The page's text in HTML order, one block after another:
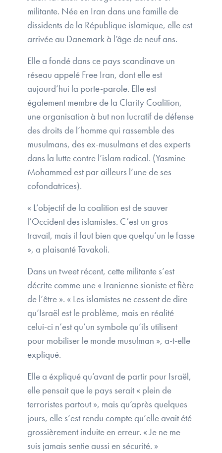
militante. Née en Iran dans une famille de
dissidents de la République islamique, elle est
arrivée au Danemark à l’âge de neuf ans.
Elle a fondé dans ce pays scandinave un
réseau appelé Free Iran, dont elle est
aujourd’hui la porte-parole. Elle est
également membre de la Clarity Coalition,
une organisation à but non lucratif de défense
des droits de l’homme qui rassemble des
musulmans, des ex-musulmans et des experts
dans la lutte contre l’islam radical. (Yasmine
Mohammed est par ailleurs l’une de ses
cofondatrices).
« L’objectif de la coalition est de sauver
l’Occident des islamistes. C’est un gros
travail, mais il faut bien que quelqu’un le fasse
», a plaisanté Tavakoli.
Dans un tweet récent, cette militante s’est
décrite comme une « Iranienne sioniste et fière
de l’être ». « Les islamistes ne cessent de dire
qu’Israël est le problème, mais en réalité
celui-ci n’est qu’un symbole qu’ils utilisent
pour mobiliser le monde musulman », a-t-elle
expliqué.
Elle a éxpliqué qu’avant de partir pour Israël,
elle pensait que le pays serait « plein de
terroristes partout », mais qu’après quelques
jours, elle s’est rendu compte qu’elle avait été
grossièrement induite en erreur. « Je ne me
suis jamais sentie aussi en sécurité. »